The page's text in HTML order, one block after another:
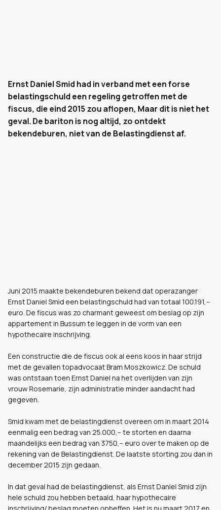
Ernst Daniel Smid had in verband met een forse
belastingschuld een regeling getroffen met de
fiscus, die eind 2015 zou aflopen, Maar dit is niet het
geval. De bariton is nog altijd, zo ontdekt
bekendeburen, niet van de Belastingdienst af.
Juni 2015 maakte bekendeburen bekend dat operazanger
Ernst Daniel Smid een belastingschuld had van totaal 100.191,--
euro. De fiscus was zo charmant geweest om beslag op zijn
appartement in Bussum te leggen in de vorm van een
hypothecaire inschrijving.
Een constructie die de fiscus ook al eens koos in haar strijd
met de gevallen topadvocaat Bram Moszkowicz. De schuld
was ontstaan toen Ernst Daniel na het overlijden van zijn
vrouw Rosemarie, zijn administratie minder aandacht had
gegeven.
Smid kwam met de belastingdienst overeen om in maart 2014
eenmalig een bedrag van 25.000,-- te storten en daarna
maandelijks een bedrag van 3750,-- euro over te maken op de
rekening van de Belastingdienst. De laatste storting zou dan in
december 2015 zijn gedaan.
In dat geval had de belastingdienst, als Ernst Daniel Smid zijn
hele schuld zou hebben betaald, haar hypothecaire